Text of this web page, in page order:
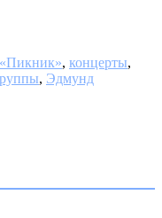
«Пикник», концерты,
, Эдмунд